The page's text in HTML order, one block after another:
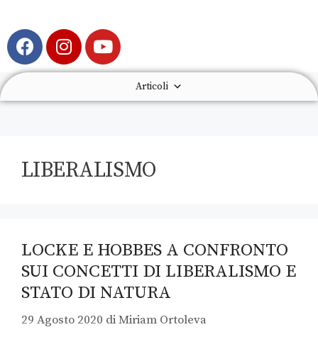
Articoli
LIBERALISMO
LOCKE E HOBBES A CONFRONTO
SUI CONCETTI DI LIBERALISMO E
STATO DI NATURA
29 Agosto 2020 diMiriam Ortoleva